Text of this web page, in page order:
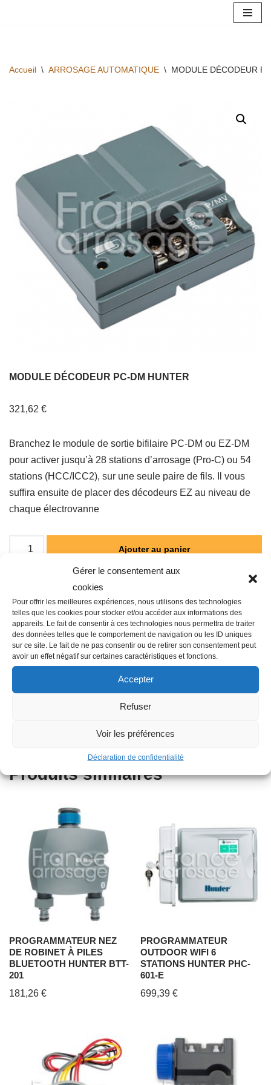
Gérer le consentement aux
cookies
Pour offrir les meilleures expériences, nous utilisons des technologies
telles que les cookies pour stocker et/ou accéder aux informations des
appareils. Le fait de consentir à ces technologies nous permettra de traiter
des données telles que le comportement de navigation ou les ID uniques
sur ce site. Le fait de ne pas consentir ou de retirer son consentement peut
avoir un effet négatif sur certaines caractéristiques et fonctions.
Accepter
Refuser
Voir les préférences
Déclaration de confidentialité
contenu
Accueil \ ARROSAGE AUTOMATIQUE \ MODULE DÉCODEUR
MODULE DÉCODEUR PC-DM HUNTER
321,62 €
Branchez le module de sortie bifilaire PC-DM ou EZ-DM
pour activer jusqu’à 28 stations d’arrosage (Pro-C) ou 54
stations (HCC/ICC2), sur une seule paire de fils. Il vous
suffira ensuite de placer des décodeurs EZ au niveau de
chaque électrovanne
Ajouter au panier
Catégorie :ARROSAGE AUTOMATIQUE
Description
Type : Module de sortie
Produits similaires
PROGRAMMATEUR NEZ
DE ROBINET À PILES
BLUETOOTH HUNTER BTT-
201
181,26 €
PROGRAMMATEUR
OUTDOOR WIFI 6
STATIONS HUNTER PHC-
601-E
699,39€